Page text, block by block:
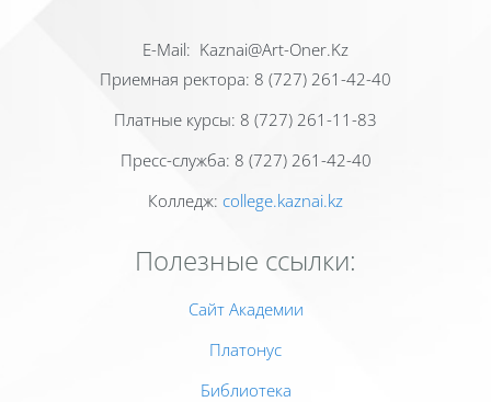
Е-Mail: Kaznai@Art-Oner.Kz
Приемная ректора: 8 (727) 261-42-40
Платные курсы: 8 (727) 261-11-83
Пресс-служба: 8 (727) 261-42-40
Колледж: college.kaznai.kz
Полезные ссылки:
Сайт Академии
Платонус
Библиотека